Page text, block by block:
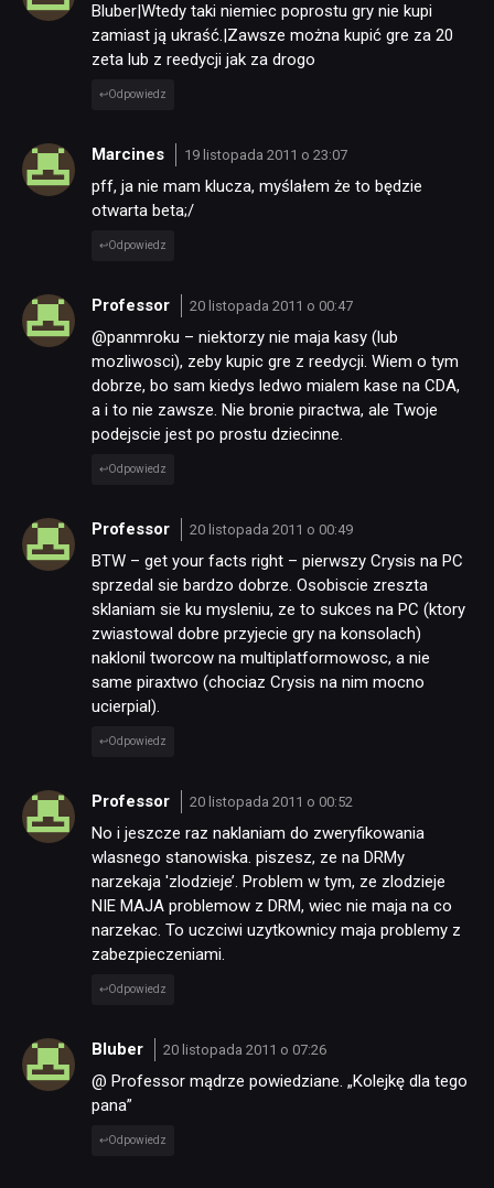
Bluber|Wtedy taki niemiec poprostu gry nie kupi
zamiast ją ukraść.|Zawsze można kupić gre za 20
zeta lub z reedycji jak za drogo
Odpowiedz
Marcines 19 listopada 2011 o 23:07
pff, ja nie mam klucza, myślałem że to będzie
otwarta beta;/
Odpowiedz
Professor 20 listopada 2011 o 00:47
@panmroku – niektorzy nie maja kasy (lub
mozliwosci), zeby kupic gre z reedycji. Wiem o tym
dobrze, bo sam kiedys ledwo mialem kase na CDA,
a i to nie zawsze. Nie bronie piractwa, ale Twoje
podejscie jest po prostu dziecinne.
Odpowiedz
Professor 20 listopada 2011 o 00:49
BTW – get your facts right – pierwszy Crysis na PC
sprzedal sie bardzo dobrze. Osobiscie zreszta
sklaniam sie ku mysleniu, ze to sukces na PC (ktory
zwiastowal dobre przyjecie gry na konsolach)
naklonil tworcow na multiplatformowosc, a nie
same piraxtwo (chociaz Crysis na nim mocno
ucierpial).
Odpowiedz
Professor 20 listopada 2011 o 00:52
No i jeszcze raz naklaniam do zweryfikowania
wlasnego stanowiska. piszesz, ze na DRMy
narzekaja 'zlodzieje’. Problem w tym, ze zlodzieje
NIE MAJA problemow z DRM, wiec nie maja na co
narzekac. To uczciwi uzytkownicy maja problemy z
zabezpieczeniami.
Odpowiedz
Bluber 20 listopada 2011 o 07:26
@ Professor mądrze powiedziane. „Kolejkę dla tego
pana”
Odpowiedz